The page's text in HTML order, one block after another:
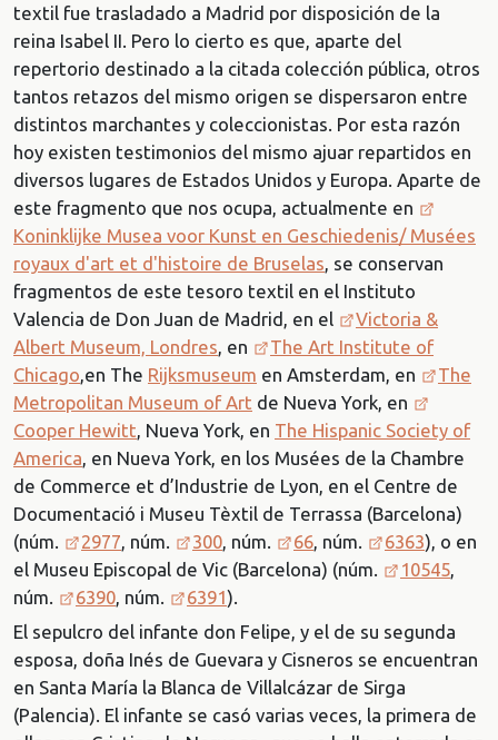
textil fue trasladado a Madrid por disposición de la
reina Isabel II. Pero lo cierto es que, aparte del
repertorio destinado a la citada colección pública, otros
tantos retazos del mismo origen se dispersaron entre
distintos marchantes y coleccionistas. Por esta razón
hoy existen testimonios del mismo ajuar repartidos en
diversos lugares de Estados Unidos y Europa. Aparte de
este fragmento que nos ocupa, actualmente en
Koninklijke Musea voor Kunst en Geschiedenis/ Musées
royaux d'art et d'histoire de Bruselas , se conservan
fragmentos de este tesoro textil en el Instituto
Valencia de Don Juan de Madrid, en el
Victoria &
Albert Museum, Londres , en
The Art Institute of
Chicago ,en The Rijksmuseum en Amsterdam, en
The
Metropolitan Museum of Art de Nueva York, en
Cooper Hewitt , Nueva York, en The Hispanic Society of
America , en Nueva York, en los Musées de la Chambre
de Commerce et d’Industrie de Lyon, en el Centre de
Documentació i Museu Tèxtil de Terrassa (Barcelona)
(núm.
2977 , núm. 300 , núm. 66 , núm. 6363), o en
el Museu Episcopal de Vic (Barcelona) (núm.
10545
núm.
6390 , núm. 6391).
El sepulcro del infante don Felipe, y el de su segunda
esposa, doña Inés de Guevara y Cisneros se encuentran
en Santa María la Blanca de Villalcázar de Sirga
(Palencia). El infante se casó varias veces, la primera de